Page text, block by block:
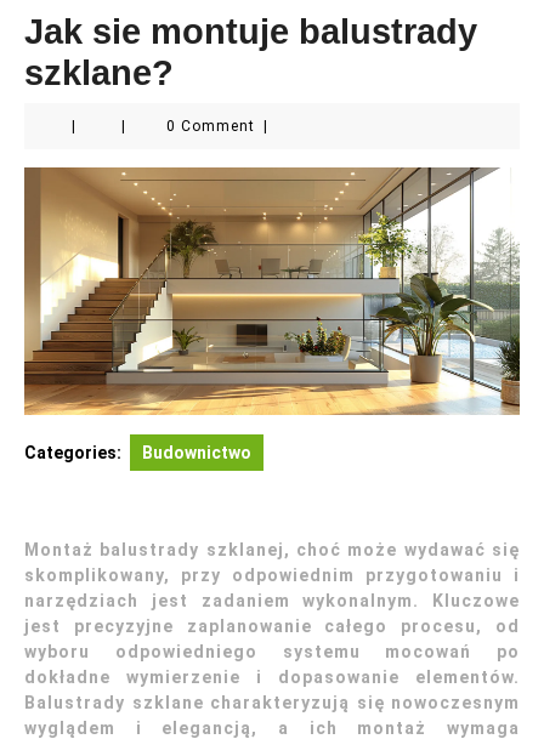
Jak sie montuje balustrady
szklane?
0 Comment
Categories: Budownictwo
Montaż balustrady szklanej, choć może wydawać się
skomplikowany, przy odpowiednim przygotowaniu i
narzędziach jest zadaniem wykonalnym. Kluczowe
jest precyzyjne zaplanowanie całego procesu, od
wyboru odpowiedniego systemu mocowań po
dokładne wymierzenie i dopasowanie elementów.
Balustrady szklane charakteryzują się nowoczesnym
wyglądem i elegancją, a ich montaż wymaga